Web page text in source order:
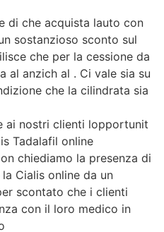
di che acquista lauto con
sostanzioso sconto sul
che per la cessione da
al anzich al . Ci vale sia su
che la cilindrata sia
ai nostri clienti lopportunit
Tadalafil online
chiediamo la presenza di
Cialis online da un
scontato che i clienti
con il loro medico in